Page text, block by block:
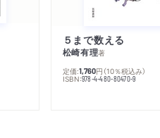
５まで数える
松崎有理著
定価:1,760円 （10％税込み）
ISBN:978-4-480-80470-9